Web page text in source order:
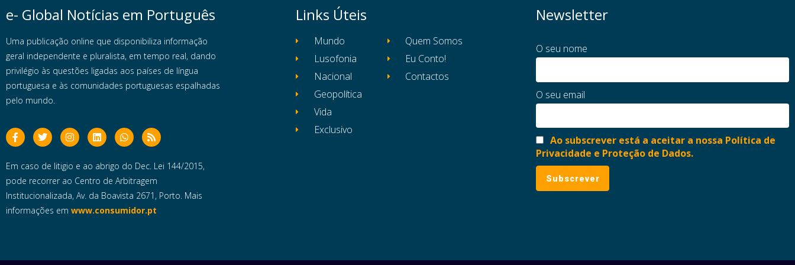
e- Global Notícias em Português
Uma publicação online que disponibiliza informação
geral independente e pluralista, em tempo real, dando
privilégio às questões ligadas aos países de língua
portuguesa e às comunidades portuguesas espalhadas
pelo mundo.
Em caso de litigio e ao abrigo do Dec. Lei 144/2015,
pode recorrer ao Centro de Arbitragem
Institucionalizada, Av. da Boavista 2671, Porto. Mais
informações em www.consumidor.pt
Links Úteis
Mundo
Lusofonia
Nacional
Geopolítica
Vida
Exclusivo
Quem Somos
Eu Conto!
Contactos
Newsletter
O seu nome
O seu email
Ao subscrever está a aceitar a nossa Política de
Privacidade e Proteção de Dados.